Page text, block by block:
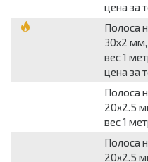
цена за
Полоса
30x2
вес 1
цена за
Полоса
20x2.5
вес 1
Полоса
20x2.5